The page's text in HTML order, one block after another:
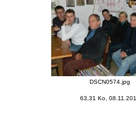
DSCN0574.jpg
63,31 Ko,